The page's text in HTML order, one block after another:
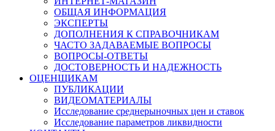
ОБЩАЯ ИНФОРМАЦИЯ
ЭКСПЕРТЫ
ДОПОЛНЕНИЯ К СПРАВОЧНИКАМ
ЧАСТО ЗАДАВАЕМЫЕ ВОПРОСЫ
ВОПРОСЫ-ОТВЕТЫ
ДОСТОВЕРНОСТЬ И НАДЕЖНОСТЬ
ОЦЕНЩИКАМ
ПУБЛИКАЦИИ
ВИДЕОМАТЕРИАЛЫ
Исследование среднерыночных цен и ставок
Исследование параметров ликвидности